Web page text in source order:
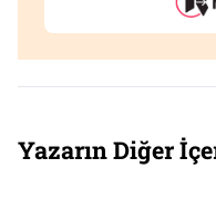
Yazarın Diğer